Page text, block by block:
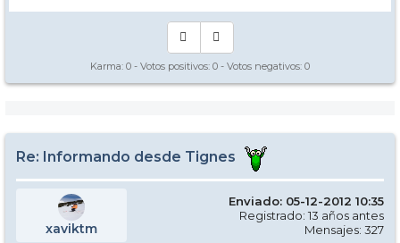
Karma: 0 - Votos positivos: 0 - Votos negativos: 0
Re: Informando desde Tignes
xaviktm
Enviado: 05-12-2012 10:35
Registrado: 13 años antes
Mensajes: 327